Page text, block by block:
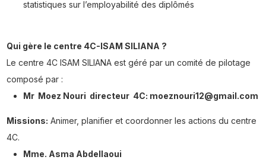
statistiques sur l’employabilité des diplômés
Qui gère le centre 4C-ISAM SILIANA ?
Le centre 4C ISAM SILIANA est géré par un comité de pilotage
composé par :
Mr Moez Nouri directeur 4C: moeznouri12@gmail.com
Missions: Animer, planifier et coordonner les actions du centre
4C.
Mme. Asma Abdellaoui